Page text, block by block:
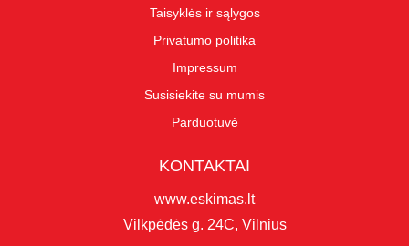
Taisyklės ir sąlygos
Privatumo politika
Impressum
Susisiekite su mumis
Parduotuvė
KONTAKTAI
www.eskimas.lt
Vilkpėdės g. 24C, Vilnius